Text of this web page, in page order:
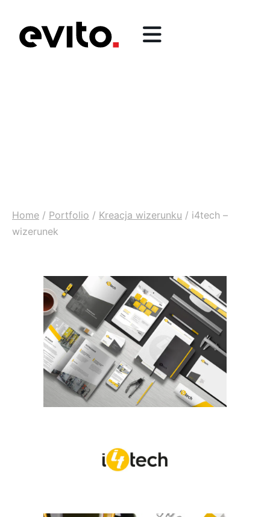
Home / Portfolio / Kreacja wizerunku / i4tech –
wizerunek